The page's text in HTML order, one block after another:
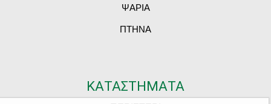
ΨΑΡΙΑ
ΠΤΗΝΑ
ΚΑΤΑΣΤΗΜΑΤΑ